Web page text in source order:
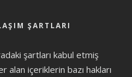
ŞARTLARI
şartları kabul etmiş
alan içeriklerin bazı hakları